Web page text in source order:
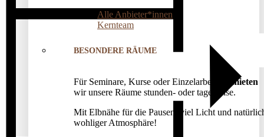
Alle Anbieter*innen
Kernteam
BESONDERE RÄUME
Für Seminare, Kurse oder Einzelarbeit
vermieten
wir unsere Räume stunden- oder tageweise.
Mit Elbnähe für die Pausen, viel Licht und
wohliger Atmosphäre!